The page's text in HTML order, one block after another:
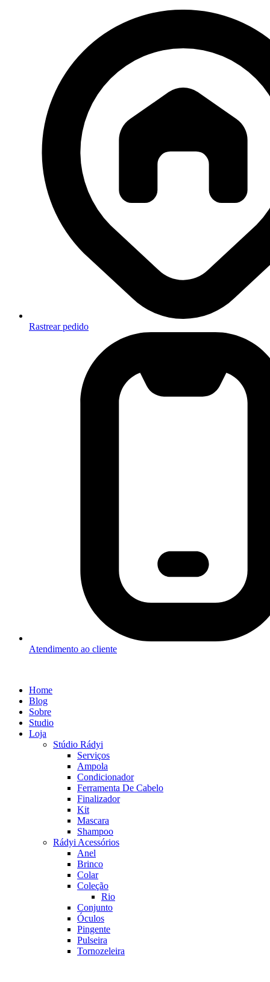
Rastrear pedido
Atendimento ao cliente
Home
Blog
Sobre
Studio
Loja
Stúdio Rádyi
Serviços
Ampola
Condicionador
Ferramenta De Cabelo
Finalizador
Kit
Mascara
Shampoo
Rádyi Acessórios
Anel
Brinco
Colar
Coleção
Rio
Conjunto
Óculos
Pingente
Pulseira
Tornozeleira